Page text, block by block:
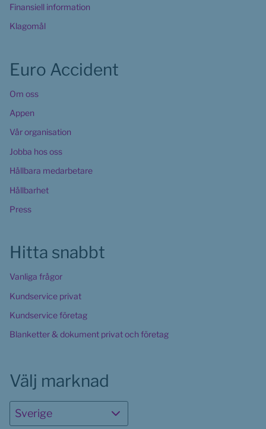
Finansiell information
Klagomål
Euro Accident
Om oss
Appen
Vår organisation
Jobba hos oss
Hållbara medarbetare
Hållbarhet
Press
Hitta snabbt
Vanliga frågor
Kundservice privat
Kundservice företag
Blanketter & dokument privat och företag
Välj marknad
Sverige